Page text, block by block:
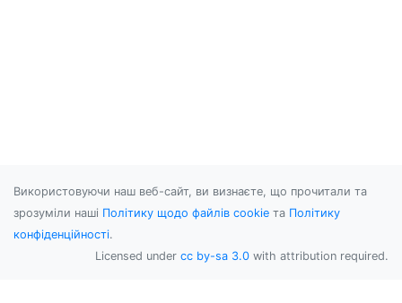
Використовуючи наш веб-сайт, ви визнаєте, що прочитали та
зрозуміли наші Політику щодо файлів cookie та Політику
конфіденційності.
Licensed under cc by-sa 3.0 with attribution required.